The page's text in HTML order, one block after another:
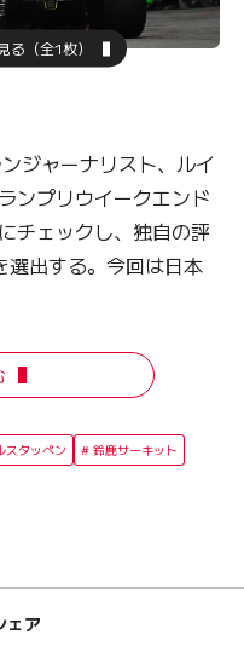
る（全1枚）
ジャーナリスト、ルイ
ンプリウイークエンド
チェックし、独自の評
出する。今回は日本
スタッペン 鈴鹿サーキット
ェア